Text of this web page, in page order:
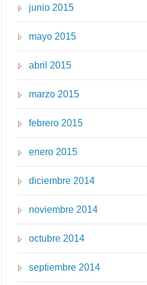
junio 2015
mayo 2015
abril 2015
marzo 2015
febrero 2015
enero 2015
diciembre 2014
noviembre 2014
octubre 2014
septiembre 2014